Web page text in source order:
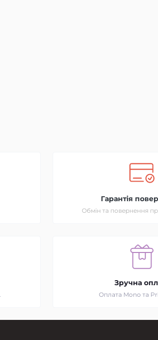
Гарантія
Обмін та повернення
Зручна
Оплата Mono та